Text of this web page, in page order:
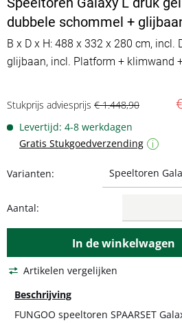
dubbele schommel +
B x D x H: 488 x 332 x 280 cm, incl.
glijbaan, incl. Platform + klimwand
Stukprijs adviesprijs € 1.448,90
Levertijd: 4-8 werkdagen
Gratis Stukgoedverzending
i
Varianten:
Aantal:
In dewinkelwagen
Artikelen vergelijken
Beschrijving
FUNGOO speeltoren SPAARSET